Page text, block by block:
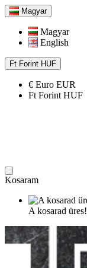
Magyar
Magyar
English
Ft Forint HUF
€ Euro EUR
Ft Forint HUF
Kosaram
A kosarad üres!